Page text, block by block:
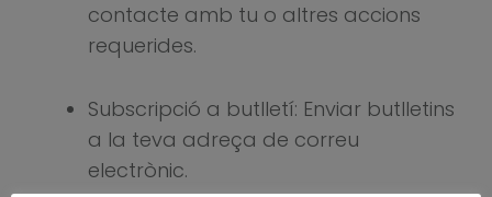
contacte amb tu o altres accions
requerides.
Subscripció a butlletí: Enviar butlletins
a la teva adreça de correu
electrònic.